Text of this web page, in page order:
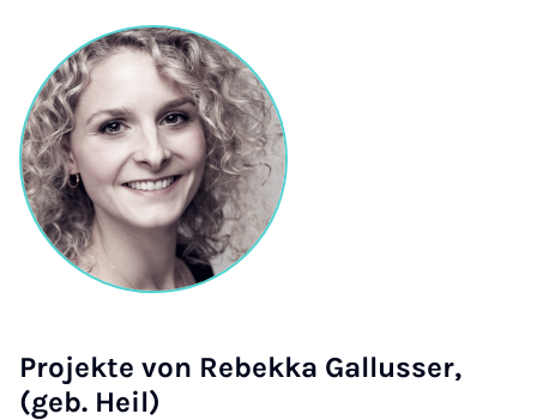
Projekte von Rebekka Gallusser,
(geb. Heil)